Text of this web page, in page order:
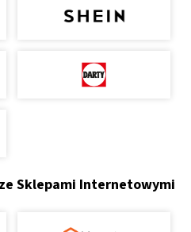
Sklepami Internetowymi